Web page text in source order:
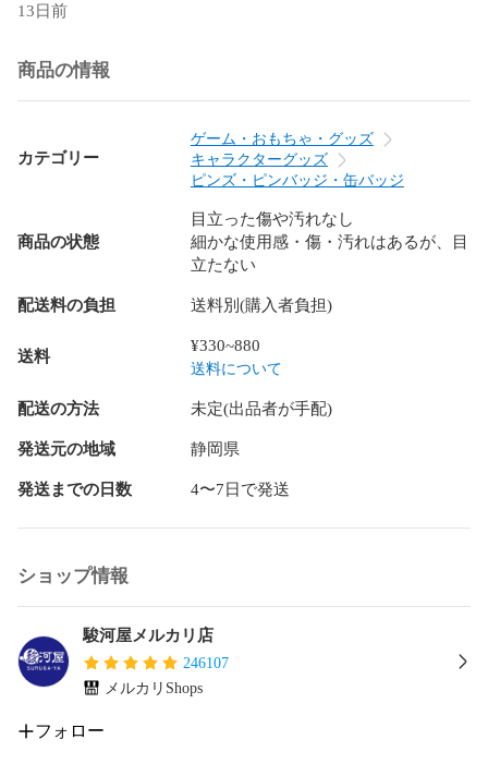
13日前
商品の情報
カテゴリー
ゲーム・おもちゃ・グッズ
キャラクターグッズ
ピンズ・ピンバッジ・缶バッジ
商品の状態
目立った傷や汚れなし
細かな使用感・傷・汚れはあるが、目
立たない
配送料の負担 送料別(購入者負担)
送料
¥330~880
送料について
配送の方法 未定(出品者が手配)
発送元の地域 静岡県
発送までの日数 4〜7日で発送
ショップ情報
駿河屋メルカリ店
246107
メルカリShops
フォロー